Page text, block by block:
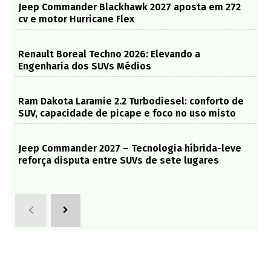
Jeep Commander Blackhawk 2027 aposta em 272
cv e motor Hurricane Flex
Renault Boreal Techno 2026: Elevando a
Engenharia dos SUVs Médios
Ram Dakota Laramie 2.2 Turbodiesel: conforto de
SUV, capacidade de picape e foco no uso misto
Jeep Commander 2027 – Tecnologia híbrida-leve
reforça disputa entre SUVs de sete lugares